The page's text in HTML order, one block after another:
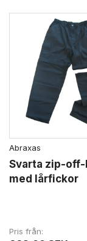
Abraxas
Svarta zip-
med lårfickor
Pris från